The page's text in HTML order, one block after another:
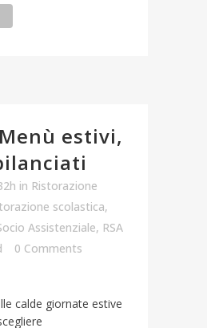
Menù estivi,
in Ristorazione
scolastica,
Assistenziale, RSA
0 Comments
calde giornate estive